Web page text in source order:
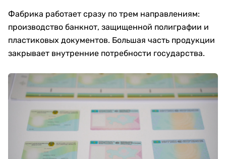
Фабрика работает сразу по трем направлениям:
производство банкнот, защищенной полиграфии и
пластиковых документов. Большая часть продукции
закрывает внутренние потребности государства.